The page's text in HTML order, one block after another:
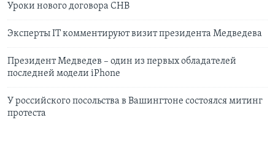
Уроки нового договора СНВ
Эксперты IT комментируют визит президента Медведева
Президент Медведев – один из первых обладателей
последней модели iPhone
У российского посольства в Вашингтоне состоялся митинг
протеста